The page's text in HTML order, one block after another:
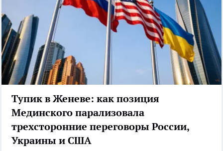
Тупик в Женеве: как позиция
Мединского парализовала
трехсторонние переговоры России,
Украины и США